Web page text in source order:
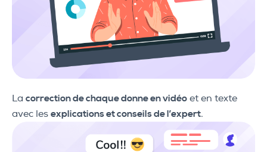
La correction de chaque donne en vidéo et en texte
avec les explications et conseils de l’expert.